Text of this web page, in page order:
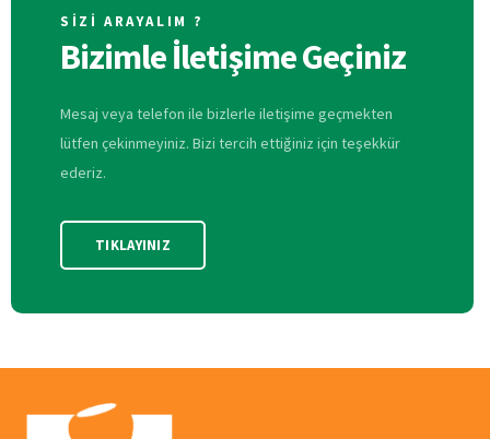
SİZİ ARAYALIM ?
Bizimle İletişime Geçiniz
Mesaj veya telefon ile bizlerle iletişime geçmekten
lütfen çekinmeyiniz. Bizi tercih ettiğiniz için teşekkür
ederiz.
TIKLAYINIZ